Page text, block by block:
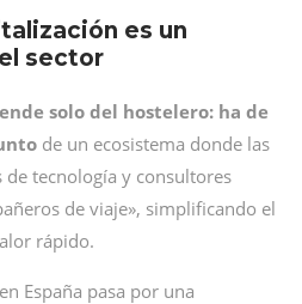
es un
sector
solo del hostelero: ha de
de un ecosistema donde las
tecnología y consultores
de viaje», simplificando el
rápido.
España pasa por una